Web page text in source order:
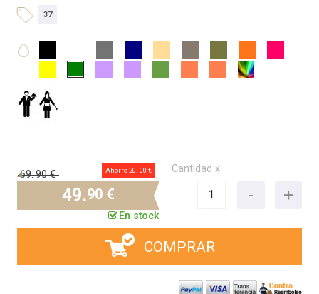
37
69.90 € Ahorro 20. 00 €
49.90 €
En stock
Cantidad x
COMPRAR